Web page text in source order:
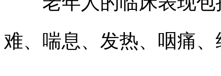
难、喘息、发热、咽痛